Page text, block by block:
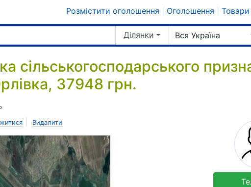
Розмістити оголошення Оголошення Товари
Ділянки Вся Україна
сільськогосподарського
37948 грн.
Видалити